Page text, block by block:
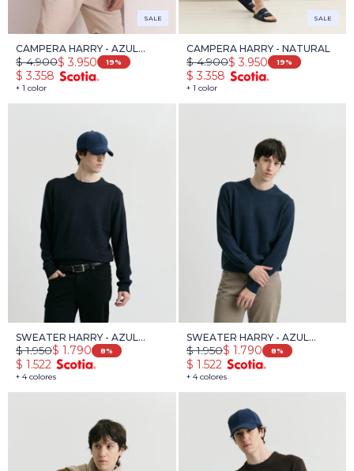
SALE
CAMPERA HARRY - AZUL
OSCURO
+ 1 color
$ 3.950
$ 4.900 19
$ 3.358
SALE
CAMPERA HARRY - NATURAL
+ 1 color
$ 3.950
$ 4.900 19
$ 3.358
SWEATER HARRY - AZUL
OSCURO
+ 4 colores
$ 1.790
$ 1.950 8
$ 1.522
SWEATER HARRY - AZUL
PIEDRA
+ 4 colores
$ 1.790
$ 1.950 8
$ 1.522